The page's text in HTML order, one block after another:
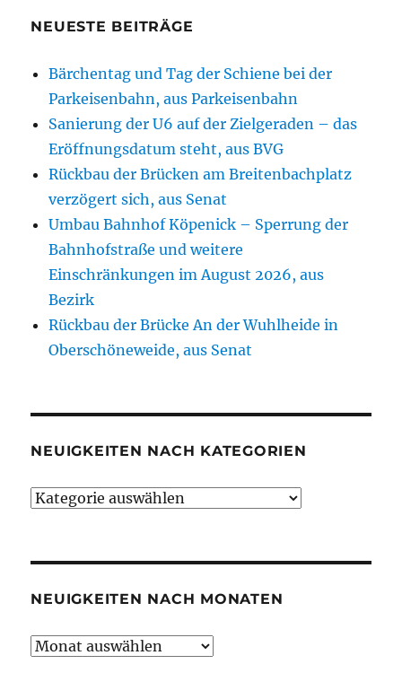
NEUESTE BEITRÄGE
Bärchentag und Tag der Schiene bei der
Parkeisenbahn, aus Parkeisenbahn
Sanierung der U6 auf der Zielgeraden – das
Eröffnungsdatum steht, aus BVG
Rückbau der Brücken am Breitenbachplatz
verzögert sich, aus Senat
Umbau Bahnhof Köpenick – Sperrung der
Bahnhofstraße und weitere
Einschränkungen im August 2026, aus
Bezirk
Rückbau der Brücke An der Wuhlheide in
Oberschöneweide, aus Senat
NEUIGKEITEN NACH KATEGORIEN
Neuigkeiten
NEUIGKEITEN NACH MONATEN
Neuigkeiten